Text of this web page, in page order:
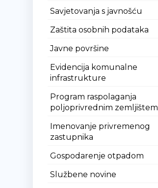
Savjetovanja s javnošću
Zaštita osobnih podataka
Javne površine
Evidencija komunalne
infrastrukture
Program raspolaganja
poljoprivrednim zemljištem
Imenovanje privremenog
zastupnika
Gospodarenje otpadom
Službene novine